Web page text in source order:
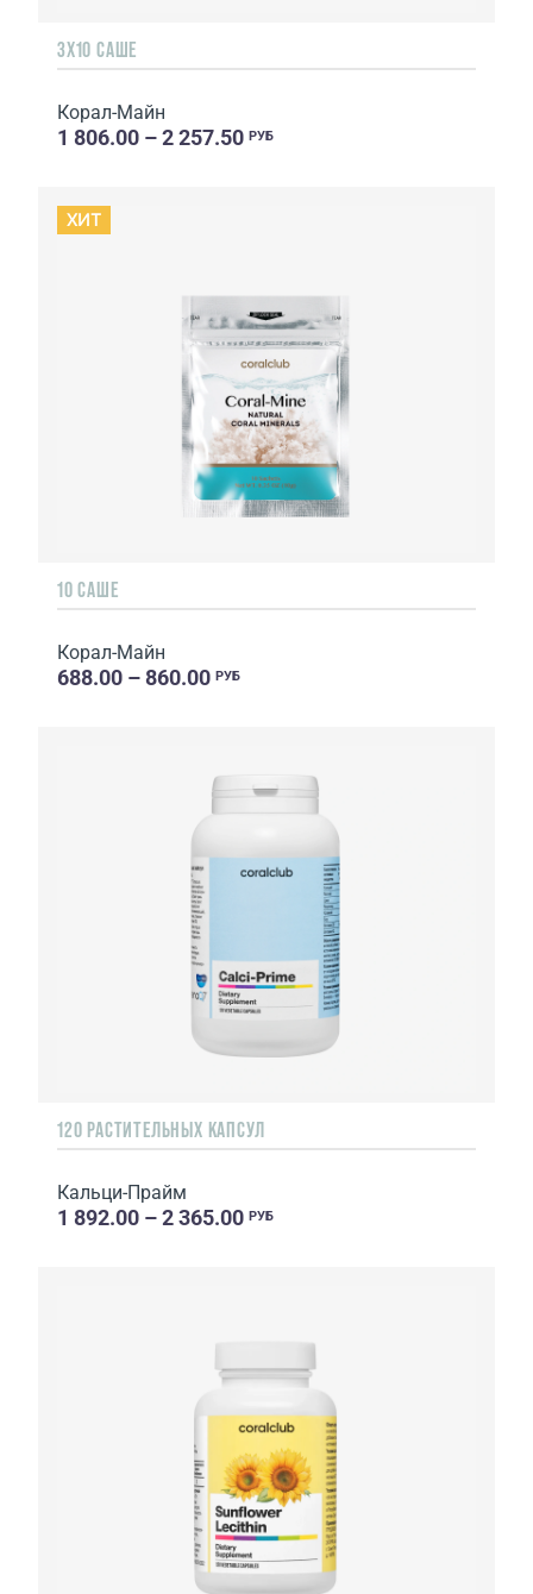
3X10 САШЕ
Корал-Майн
1 806.00 – 2 257.50 РУБ
ХИТ
10 САШЕ
Корал-Майн
688.00 – 860.00 РУБ
120 РАСТИТЕЛЬНЫХ КАПСУЛ
Кальци-Прайм
1 892.00 – 2 365.00 РУБ